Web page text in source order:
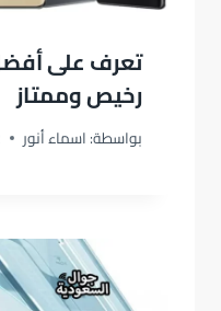
تعرف على
رخيص وممتاز
بواسطة:اسماء أنور